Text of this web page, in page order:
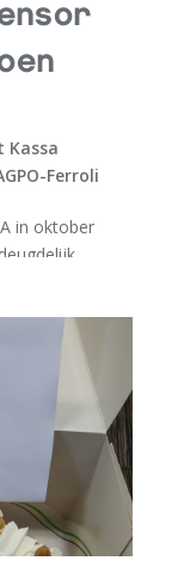
Kassa
Ferroli
in oktober